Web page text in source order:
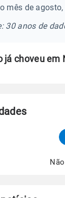
mês de
30 anos de
já choveu
e Estudos